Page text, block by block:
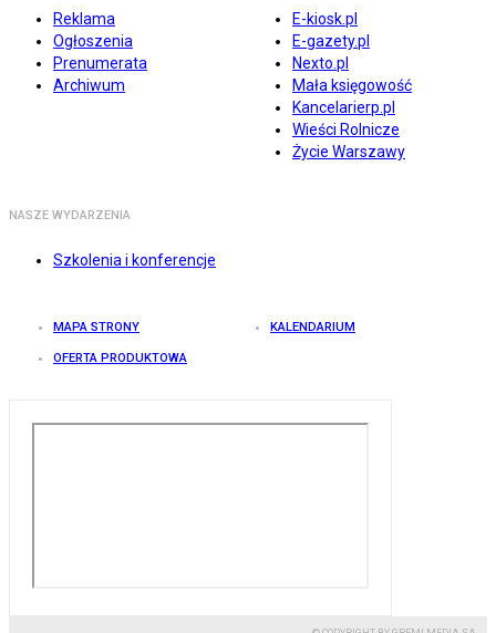
Reklama
Ogłoszenia
Prenumerata
Archiwum
E-kiosk.pl
E-gazety.pl
Nexto.pl
Mała księgowość
Kancelarierp.pl
Wieści Rolnicze
Życie Warszawy
NASZE WYDARZENIA
Szkolenia i konferencje
MAPA STRONY KALENDARIUM
OFERTA PRODUKTOWA